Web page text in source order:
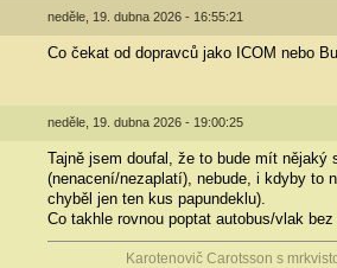
neděle, 19. dubna 2026 - 16:55:21
Co čekat od dopravců jako ICOM nebo
neděle, 19. dubna 2026 - 19:00:25
Tajně jsem doufal, že to bude mít
(nenacení/nezaplatí), nebude, i kdyby to
chyběl jen ten kus papundeklu).
Co takhle rovnou poptat autobus/vlak
Karotenovič Carotsson s